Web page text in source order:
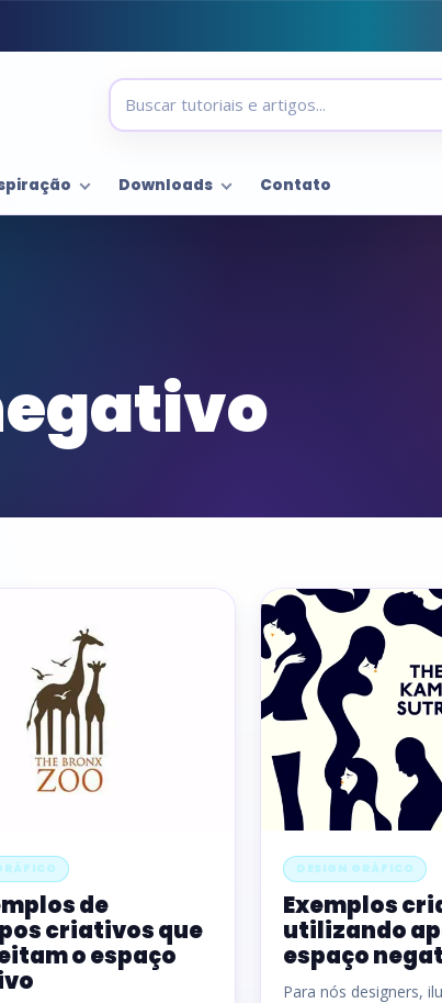
Downloads Contato
de
criativos que
o espaço
DESIGN GRÁFICO
Exemplos
utilizando
espaço
Para nós designers,